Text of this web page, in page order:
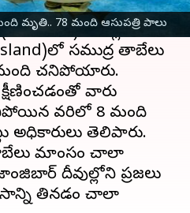
మృతి.. 78 మంది ఆసుపత్రి పాలు
దేశంటాంజానియా
దీవుల్లోని
సముద్ర తాబేలు
చనిపోయారు.
వారు
వరిలో 8 మంది
అధికారులు తెలిపారు.
మాంసం చాలా
దీవుల్లోని ప్రజలు
తినడం చాలా